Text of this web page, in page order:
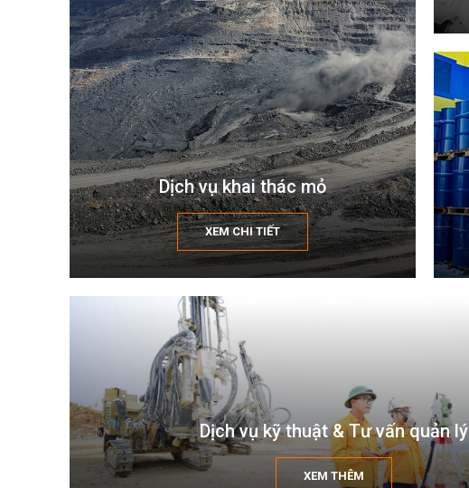
Dịch vụ khai thác mỏ
XEM CHI TIẾT
Dịch vụ kỹ thuật & Tư vấn quản lý
XEM THÊM